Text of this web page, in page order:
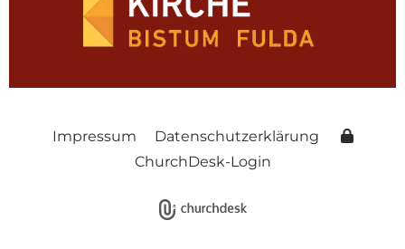
Impressum
Datenschutzerklärung
ChurchDesk-Login